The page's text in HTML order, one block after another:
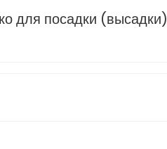
для посадки (высадки)